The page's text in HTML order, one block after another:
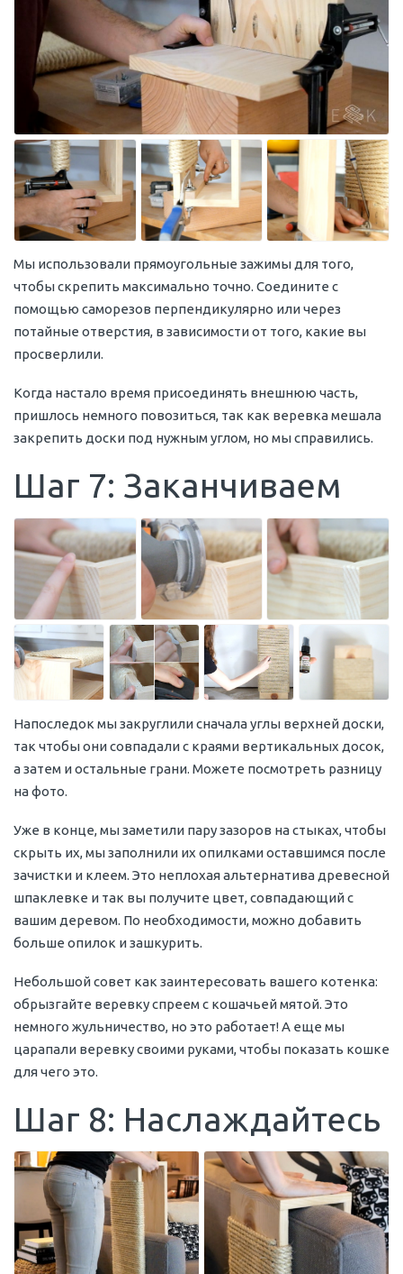
Мы использовали прямоугольные зажимы для того,
чтобы скрепить максимально точно. Соедините с
помощью саморезов перпендикулярно или через
потайные отверстия, в зависимости от того, какие вы
просверлили.
Когда настало время присоединять внешнюю часть,
пришлось немного повозиться, так как веревка мешала
закрепить доски под нужным углом, но мы справились.
Шаг 7: Заканчиваем
Напоследок мы закруглили сначала углы верхней доски,
так чтобы они совпадали с краями вертикальных досок,
а затем и остальные грани. Можете посмотреть разницу
на фото.
Уже в конце, мы заметили пару зазоров на стыках, чтобы
скрыть их, мы заполнили их опилками оставшимся после
зачистки и клеем. Это неплохая альтернатива древесной
шпаклевке и так вы получите цвет, совпадающий с
вашим деревом. По необходимости, можно добавить
больше опилок и зашкурить.
Небольшой совет как заинтересовать вашего котенка:
обрызгайте веревку спреем с кошачьей мятой. Это
немного жульничество, но это работает! А еще мы
царапали веревку своими руками, чтобы показать кошке
для чего это.
Шаг 8: Наслаждайтесь